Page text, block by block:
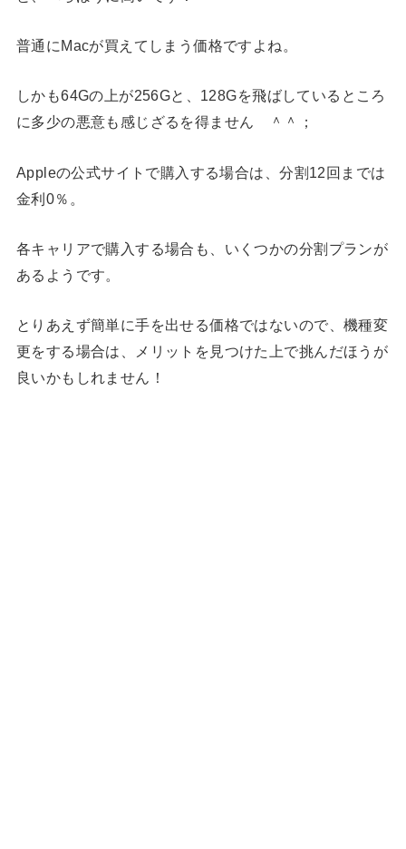
普通にMacが買えてしまう価格ですよね。
しかも64Gの上が256Gと、128Gを飛ばしているところ
に多少の悪意も感じざるを得ません ＾＾；
Appleの公式サイトで購入する場合は、分割12回までは
金利0％。
各キャリアで購入する場合も、いくつかの分割プランが
あるようです。
とりあえず簡単に手を出せる価格ではないので、機種変
更をする場合は、メリットを見つけた上で挑んだほうが
良いかもしれません！